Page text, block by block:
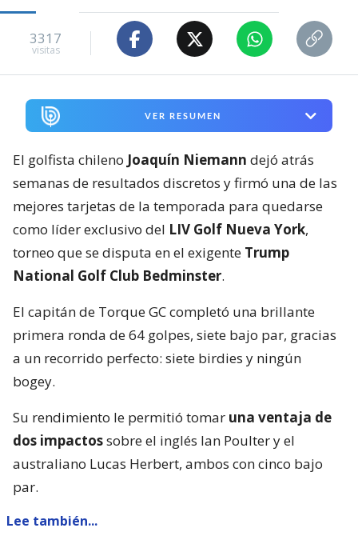
3317
visitas
VER RESUMEN
El golfista chileno Joaquín Niemann dejó atrás
semanas de resultados discretos y firmó una de las
mejores tarjetas de la temporada para quedarse
como líder exclusivo del LIV Golf Nueva York,
torneo que se disputa en el exigente Trump
National Golf Club Bedminster.
El capitán de Torque GC completó una brillante
primera ronda de 64 golpes, siete bajo par, gracias
a un recorrido perfecto: siete birdies y ningún
bogey.
Su rendimiento le permitió tomar una ventaja de
dos impactossobre el inglés Ian Poulter y el
australiano Lucas Herbert, ambos con cinco bajo
par.
Lee también...